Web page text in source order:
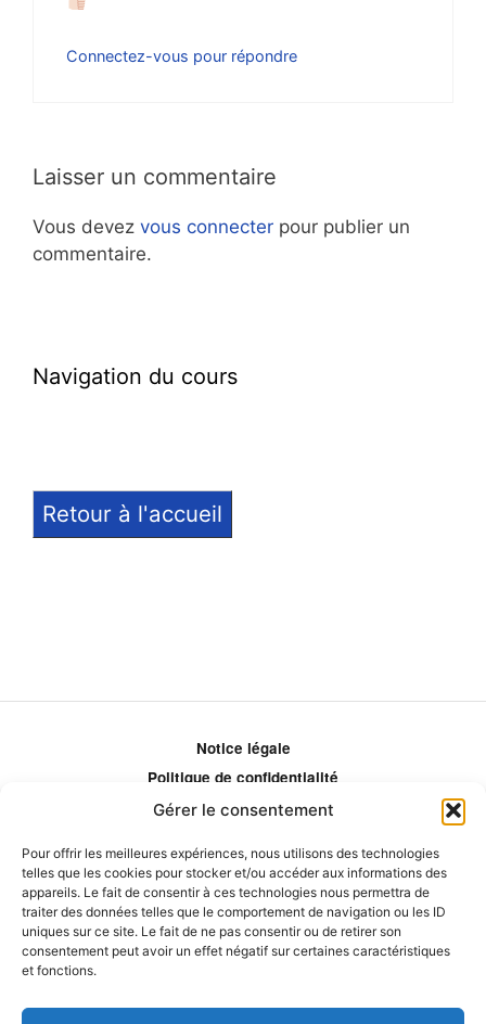
Gérer le consentement
Pour offrir les meilleures expériences, nous utilisons des technologies
telles que les cookies pour stocker et/ou accéder aux informations des
appareils. Le fait de consentir à ces technologies nous permettra de
traiter des données telles que le comportement de navigation ou les ID
uniques sur ce site. Le fait de ne pas consentir ou de retirer son
consentement peut avoir un effet négatif sur certaines caractéristiques
et fonctions.
Connectez-vous pour répondre
Laisser un commentaire
Vous devez vous connecter pour publier un
commentaire.
Navigation du cours
Retour à l'accueil
Notice légale
Politique de confidentialité
Politique de remboursement
Comment ça marche?
Qui sommes-nous?
Obtenir les crédits
Les éditeurs